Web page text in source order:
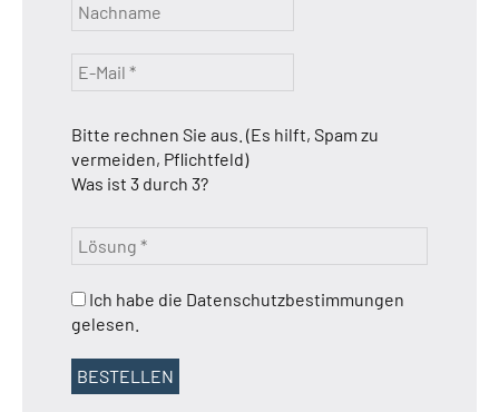
Bitte rechnen Sie aus. (Es hilft, Spam zu
vermeiden, Pflichtfeld)
Was ist 3 durch 3?
Ich habe die Datenschutzbestimmungen
gelesen.